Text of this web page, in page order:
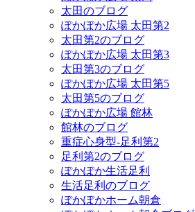
太田のブログ
ぽかぽか広場 太田第2
太田第2のブログ
ぽかぽか広場 太田第3
太田第3のブログ
ぽかぽか広場 太田第5
太田第5のブログ
ぽかぽか広場 館林
館林のブログ
重症心身型-足利第2
足利第2のブログ
ぽかぽか生活足利
生活足利のブログ
ぽかぽかホーム朝倉